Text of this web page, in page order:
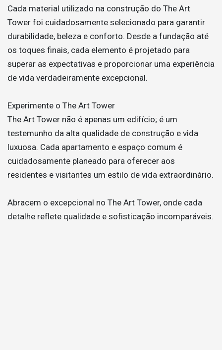
Cada material utilizado na construção do The Art
Tower foi cuidadosamente selecionado para garantir
durabilidade, beleza e conforto. Desde a fundação até
os toques finais, cada elemento é projetado para
superar as expectativas e proporcionar uma experiência
de vida verdadeiramente excepcional.
Experimente o The Art Tower
The Art Tower não é apenas um edifício; é um
testemunho da alta qualidade de construção e vida
luxuosa. Cada apartamento e espaço comum é
cuidadosamente planeado para oferecer aos
residentes e visitantes um estilo de vida extraordinário.
Abracem o excepcional no The Art Tower, onde cada
detalhe reflete qualidade e sofisticação incomparáveis.